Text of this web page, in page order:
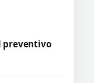
preventivo